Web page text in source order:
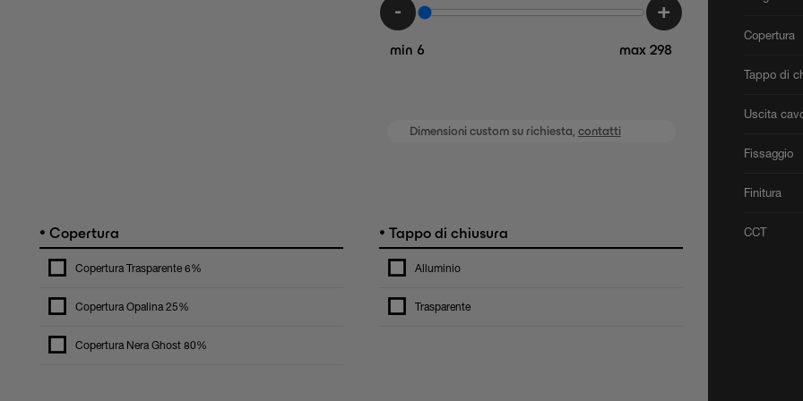
min 6 max 298
- +
Dimensioni custom su richiesta, contatti
• Copertura
Copertura Trasparente 6%
Copertura Opalina 25%
Copertura Nera Ghost 80%
• Tappo di chiusura
Alluminio
Trasparente
Copertura
Tappo di
Uscita
Fissaggio
Finitura
CCT